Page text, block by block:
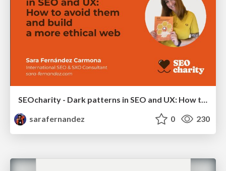
SEOcharity - Dark patterns in SEO and UX: How to avoid them and build a more ethical web
sarafernandez
0 230